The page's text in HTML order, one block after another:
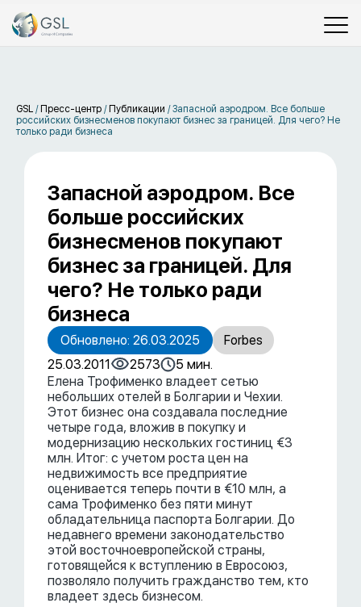
GSL / Пресс-центр / Публикации /Запасной аэродром. Все больше
российских бизнесменов покупают бизнес за границей. Для чего? Не
только ради бизнеса
Запасной аэродром. Все
больше российских
бизнесменов покупают
бизнес за границей. Для
чего? Не только ради
бизнеса
Обновлено: 26.03.2025
Forbes
25.03.2011
2573
5 мин.
Елена Трофименко владеет сетью
небольших отелей в Болгарии и Чехии.
Этот бизнес она создавала последние
четыре года, вложив в покупку и
модернизацию нескольких гостиниц €3
млн. Итог: с учетом роста цен на
недвижимость все предприятие
оценивается теперь почти в €10 млн, а
сама Трофименко без пяти минут
обладательница паспорта Болгарии. До
недавнего времени законодательство
этой восточноевропейской страны,
готовящейся к вступлению в Евросоюз,
позволяло получить гражданство тем, кто
владеет здесь бизнесом.